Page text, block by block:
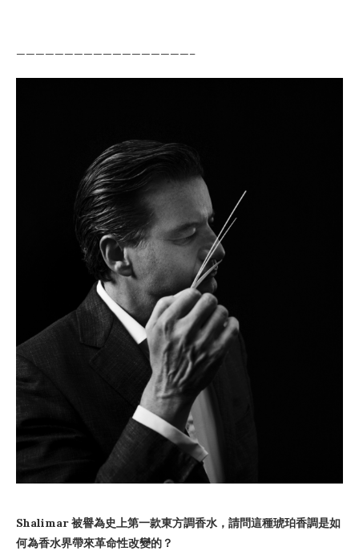
——————————————————–
Shalimar 被譽為史上第一款東方調香水，請問這種琥珀香調是如
何為香水界帶來革命性改變的？